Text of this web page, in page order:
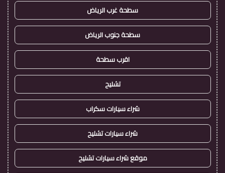
سطحة غرب الرياض
سطحة جنوب الرياض
اقرب سطحة
تشليح
شراء سيارات سكراب
شراء سيارات تشليح
موقع شراء سيارات تشليح